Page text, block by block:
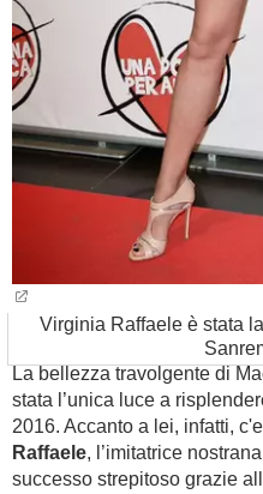
Virginia Raffaele è stata
La bellezza travolgente di
stata l’unica luce a
2016. Accanto a lei, infatti,
Raffaele, l’imitatrice
successo strepitoso grazie